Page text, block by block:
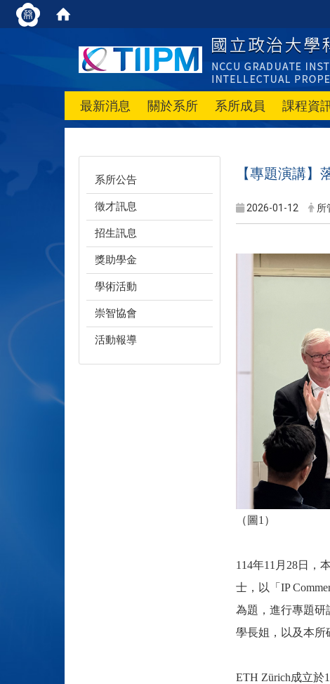
最新消息 關於系所 系所成員 課程資
系所公告
徵才訊息
招生訊息
獎助學金
學術活動
崇智協會
活動報導
【專題演講】
2026-01-12 所
（圖1）
114年11 月 28日，
士，以「 IP
為題，進行專題研
學長姐， 以及本所
ETH Zürich成立於